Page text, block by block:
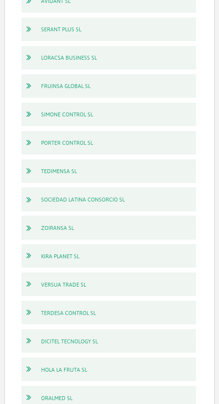
SERANT PLUS SL
LORACSA BUSINESS SL
FRUINSA GLOBAL SL
SIMONE CONTROL SL
PORTER CONTROL SL
TEDIMENSA SL
SOCIEDAD LATINA CONSORCIO SL
ZOIRANSA SL
KIRA PLANET SL
VERSUA TRADE SL
TERDESA CONTROL SL
DICITEL TECNOLOGY SL
HOLA LA FRUTA SL
ORALMED SL